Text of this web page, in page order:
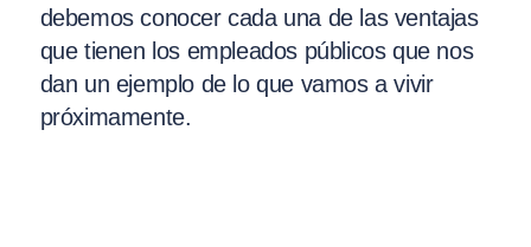
debemos conocer cada una de las ventajas
que tienen los empleados públicos que nos
dan un ejemplo de lo que vamos a vivir
próximamente.